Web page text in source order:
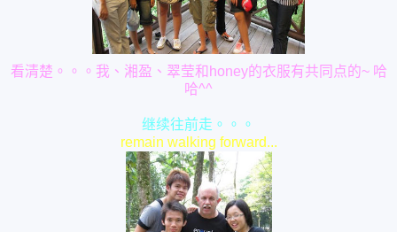
看清楚。。。我、湘盈、翠莹和honey的衣服有共同点的~ 哈
哈^^
继续往前走。。。
remain walking forward...